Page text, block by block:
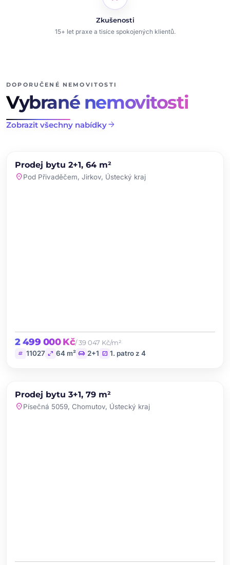
Zkušenosti
15+ let praxe a tisíce spokojených klientů.
DOPORUČENÉ NEMOVITOSTI
Vybrané nemovitosti
Zobrazit všechny nabídkyarrow_forward
PRODEJ NOVINKA
Prodej bytu 2+1, 64 m²
location_onPod Přivaděčem, Jirkov, Ústecký kraj
2 499 000 Kč/ 39 047 Kč/m²
tag 11027 open_in_full 64 m² chair 2+1 stairs 1. patro z 4
PRODEJ NOVINKA
Prodej bytu 3+1, 79 m²
location_onPísečná 5059, Chomutov, Ústecký kraj